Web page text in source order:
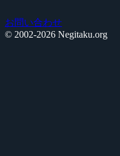
お問い合わせ
© 2002-2026 Negitaku.org